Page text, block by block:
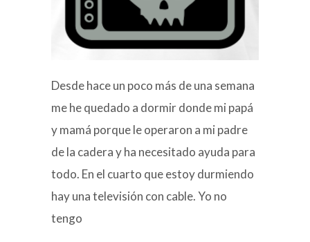
Desde hace un poco más de una semana
me he quedado a dormir donde mi papá
y mamá porque le operaron a mi padre
de la cadera y ha necesitado ayuda para
todo. En el cuarto que estoy durmiendo
hay una televisión con cable. Yo no
tengo